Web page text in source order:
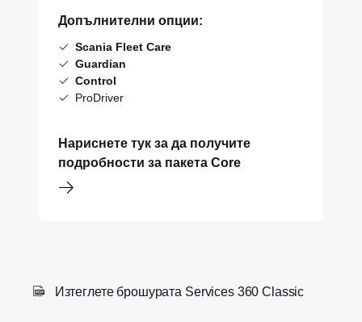
Допълнителни опции:
Scania Fleet Care
Guardian
Control
ProDriver
Нариснете тук за да получите
подробности за пакета Core
Изтеглете брошурата Services 360 Classic